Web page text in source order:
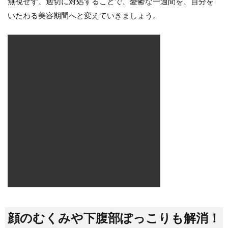
無視せず、適切に対処することで、憂鬱な一週間を、自分を
いたわる美容期間へと変えていきましょう。
顔のむくみや下腹部ぽっこりも解消！